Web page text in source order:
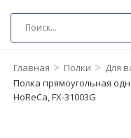
Главная > Полки > Для
Полка прямоугольная
HoReCa, FX-31003G